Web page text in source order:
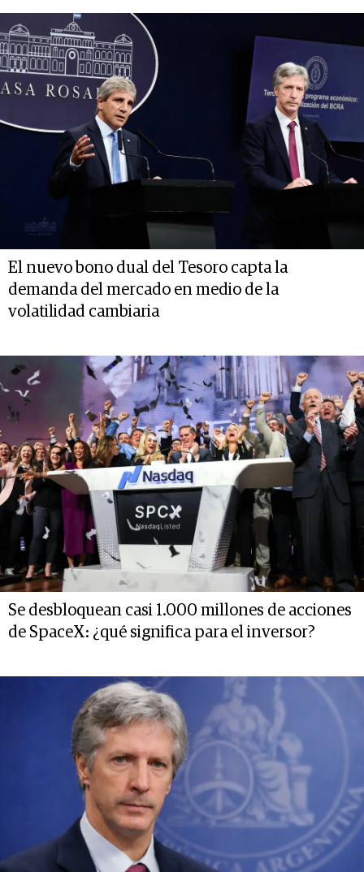
El nuevo bono dual del Tesoro capta la
demanda del mercado en medio de la
volatilidad cambiaria
Se desbloquean casi 1.000 millones de acciones
de SpaceX: ¿qué significa para el inversor?